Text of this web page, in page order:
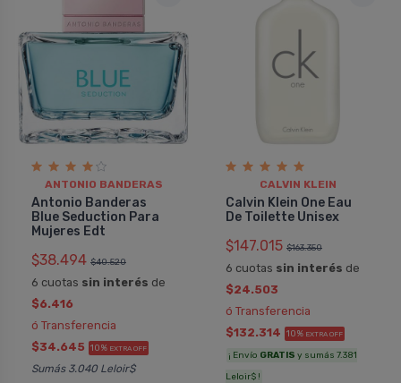
ANTONIO BANDERAS
Antonio Banderas
Blue Seduction Para
Mujeres Edt
$38.494 $40.520
6 cuotas sin interés de
$6.416
ó Transferencia
$34.645 10% EXTRA OFF
Sumás 3.040 Leloir$
CALVIN KLEIN
Calvin Klein One Eau
De Toilette Unisex
$147.015 $163.350
6 cuotas sin interés de
$24.503
ó Transferencia
$132.314 10% EXTRA OFF
¡ Envío GRATIS y sumás 7.381
Leloir$ !